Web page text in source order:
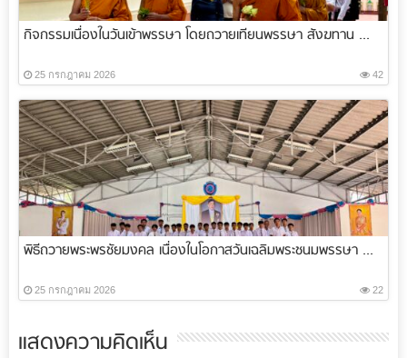
กิจกรรมเนื่องในวันเข้าพรรษา โดยถวายเทียนพรรษา สังฆทาน ...
25 กรกฎาคม 2026 42
พิธีถวายพระพรชัยมงคล เนื่องในโอกาสวันเฉลิมพระชนมพรรษา ...
25 กรกฎาคม 2026 22
แสดงความคิดเห็น